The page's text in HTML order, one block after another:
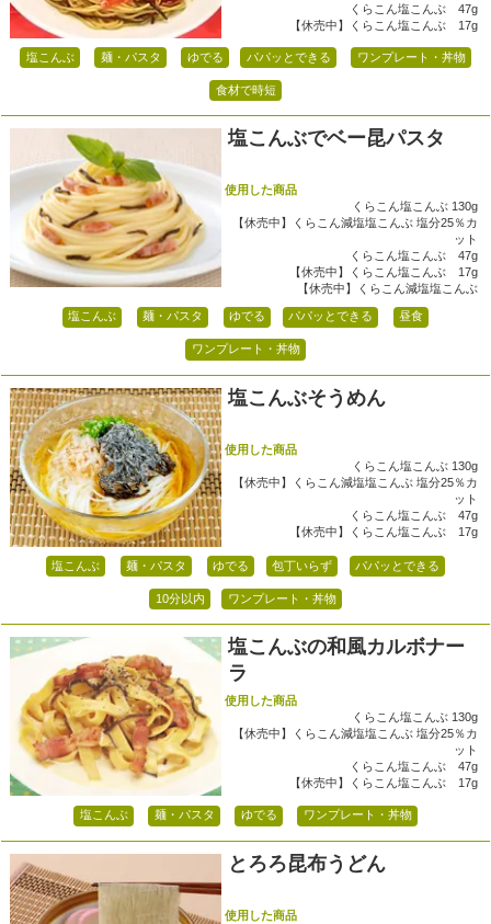
くらこん塩こんぶ 47g
【休売中】くらこん塩こんぶ 17g
塩こんぶ 麺・パスタ ゆでる パパッとできる ワンプレート・丼物
食材で時短
塩こんぶでベー昆パスタ
使用した商品
くらこん塩こんぶ 130g
【休売中】くらこん減塩塩こんぶ 塩分25％カ
ット
くらこん塩こんぶ 47g
【休売中】くらこん塩こんぶ 17g
【休売中】くらこん減塩塩こんぶ
塩こんぶ 麺・パスタ ゆでる パパッとできる 昼食
ワンプレート・丼物
塩こんぶそうめん
使用した商品
くらこん塩こんぶ 130g
【休売中】くらこん減塩塩こんぶ 塩分25％カ
ット
くらこん塩こんぶ 47g
【休売中】くらこん塩こんぶ 17g
塩こんぶ 麺・パスタ ゆでる 包丁いらず パパッとできる
10分以内 ワンプレート・丼物
塩こんぶの和風カルボナー
ラ
使用した商品
くらこん塩こんぶ 130g
【休売中】くらこん減塩塩こんぶ 塩分25％カ
ット
くらこん塩こんぶ 47g
【休売中】くらこん塩こんぶ 17g
塩こんぶ 麺・パスタ ゆでる ワンプレート・丼物
とろろ昆布うどん
使用した商品